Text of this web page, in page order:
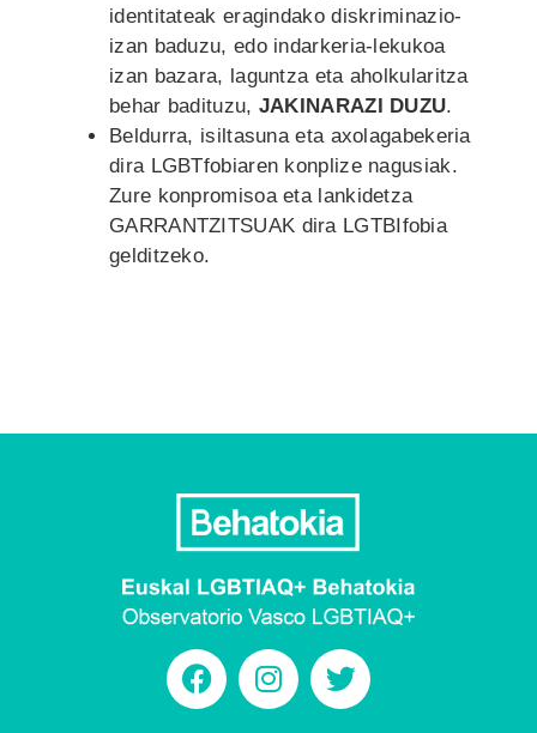
identitateak eragindako diskriminazio-
izan baduzu, edo indarkeria-lekukoa
izan bazara, laguntza eta aholkularitza
behar badituzu, JAKINARAZI DUZU.
Beldurra, isiltasuna eta axolagabekeria
dira LGBTfobiaren konplize nagusiak.
Zure konpromisoa eta lankidetza
GARRANTZITSUAK dira LGTBIfobia
gelditzeko.